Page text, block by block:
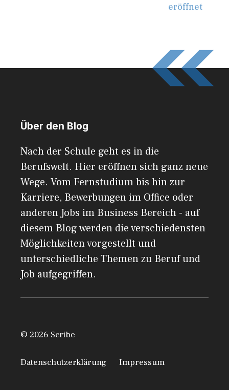
eröffnet
Über den Blog
Nach der Schule geht es in die
Berufswelt. Hier eröffnen sich ganz neue
Wege. Vom Fernstudium bis hin zur
Karriere, Bewerbungen im Office oder
anderen Jobs im Business Bereich - auf
diesem Blog werden die verschiedensten
Möglichkeiten vorgestellt und
unterschiedliche Themen zu Beruf und
Job aufgegriffen.
© 2026 Scribe
Datenschutzerklärung Impressum